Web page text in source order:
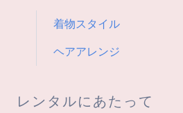
着物スタイル
ヘアアレンジ
レンタルにあたって